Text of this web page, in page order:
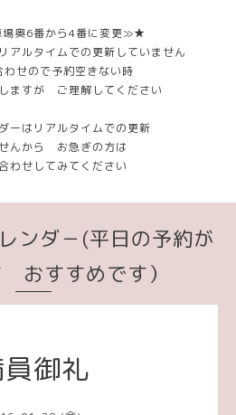
奥6番から4番に変更≫★
アルタイムでの更新していません
わせので予約空きない時
ますが ご理解してください
ーはリアルタイムでの更新
んから お急ぎの方は
わせしてみてください
ンダ－(平日の予約が
おすすめです）
御礼